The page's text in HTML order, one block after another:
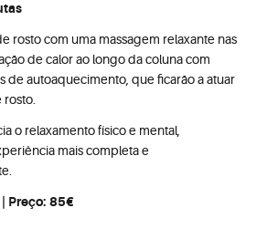
rosto com uma massagem relaxante nas
de calor ao longo da coluna com
de autoaquecimento, que ficarão a atuar
o relaxamento físico e mental,
mais completa e
Preço: 85€